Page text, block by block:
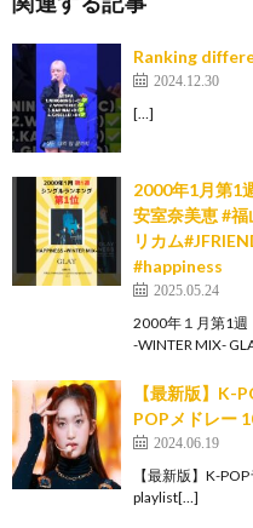
Ranking
2024.12.30
[…]
2000年1月第1
安室奈美恵 #
リカム
#happiness
2025.05.24
2000年１月第1週
-WINTER MIX-
【最新版】K-
POPメドレー
2024.06.19
【最新版】K-
playlist[…]